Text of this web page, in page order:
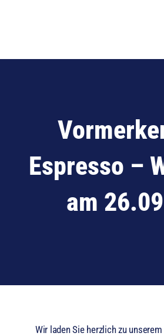
Espresso –
am
Wir laden Sie herzlich zu unserem